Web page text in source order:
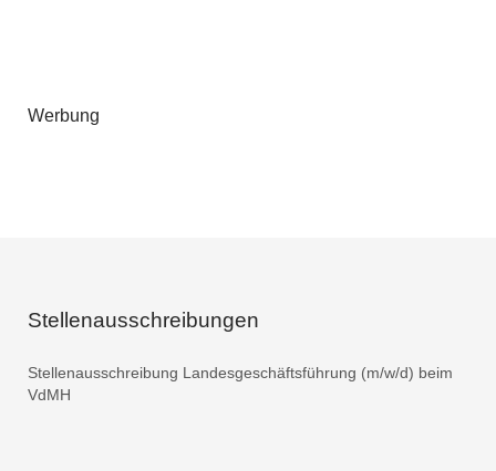
Werbung
Stellenausschreibungen
Stellenausschreibung Landesgeschäftsführung (m/w/d) beim
VdMH